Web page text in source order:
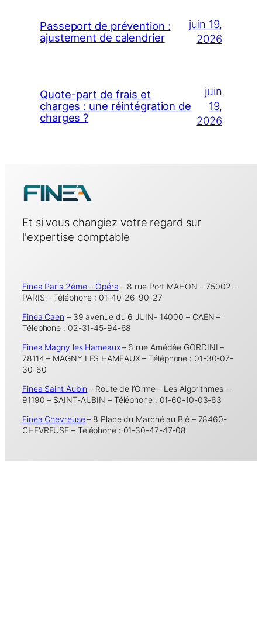
Passeport de prévention :
ajustement de calendrier
juin 19,
2026
Quote-part de frais et
charges : une réintégration de
charges ?
juin
19,
2026
Et si vous changiez votre regard sur
l'expertise comptable
Finea Paris 2éme – Opéra – 8 rue Port MAHON – 75002 –
PARIS – Téléphone : 01-40-26-90-27
Finea Caen – 39 avenue du 6 JUIN- 14000 – CAEN –
Téléphone : 02-31-45-94-68
Finea Magny les Hameaux– 6 rue Amédée GORDINI –
78114 – MAGNY LES HAMEAUX – Téléphone : 01-30-07-
30-60
Finea Saint Aubin – Route de l’Orme – Les Algorithmes –
91190 – SAINT-AUBIN – Téléphone : 01-60-10-03-63
Finea Chevreuse– 8 Place du Marché au Blé – 78460-
CHEVREUSE – Téléphone : 01-30-47-47-08